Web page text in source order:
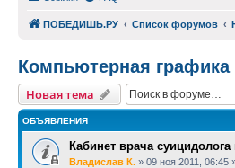
ПОБЕДИШЬ.РУ Список форумов
Компьютерная графика
Новая тема
ОБЪЯВЛЕНИЯ
Кабинет врача
Владислав К. » 09 ноя 2011, 06:45